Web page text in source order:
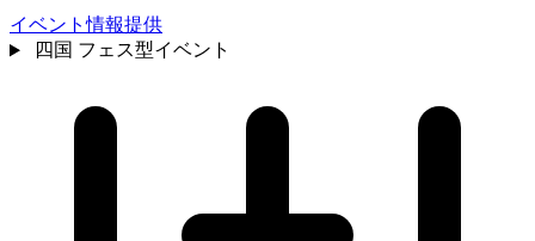
イベント情報提供
四国 フェス型イベント